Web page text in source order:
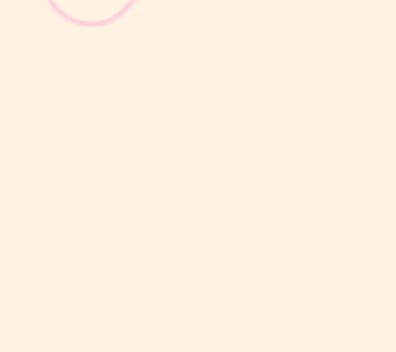
sekitar 2–3 minggu, bahkan sebelum Moms mengalami haid